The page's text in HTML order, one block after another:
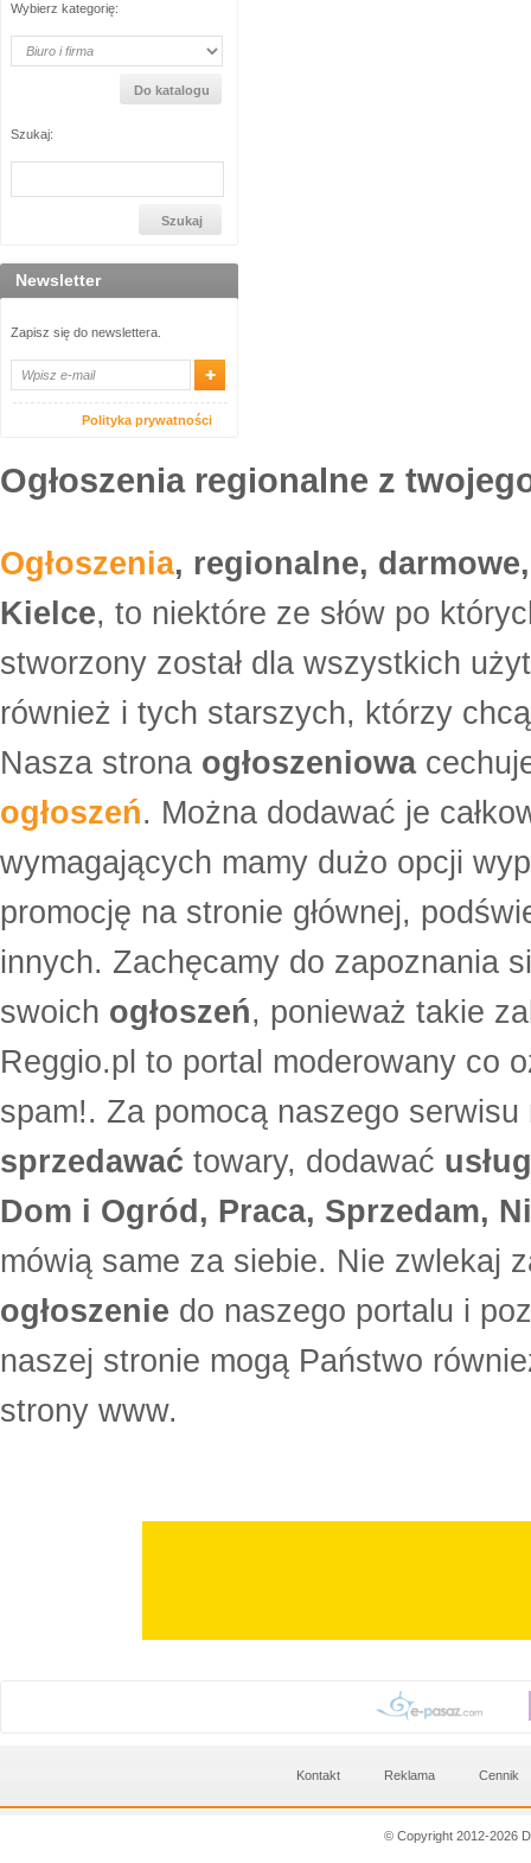
Wybierz kategorię:
Szukaj:
Newsletter
Zapisz się do newslettera.
Polityka prywatności
Ogłoszenia regionalne z
Ogłoszenia, regionalne,
Kielce, to niektóre ze słów po
stworzony został dla wszystkich
również i tych starszych, którzy
Nasza strona ogłoszeniowa
ogłoszeń. Można dodawać je
wymagających mamy dużo opcji
promocję na stronie głównej,
innych. Zachęcamy do zapoznania
swoich ogłoszeń, ponieważ takie
Reggio.pl to portal moderowany co
spam!. Za pomocą naszego
sprzedawać towary, dodawać
Dom i Ogród, Praca, Sprzedam,
mówią same za siebie. Nie zwlekaj
ogłoszenie do naszego portalu i
naszej stronie mogą Państwo
strony www.
Kontakt Reklama Cennik
© Copyright 2012-2026